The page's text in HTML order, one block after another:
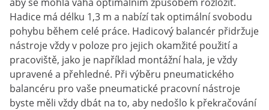
Hadice má délku 1,3 m a nabízí tak optimální svobodu
pohybu během celé práce. Hadicový balancér přidržuje
nástroje vždy v poloze pro jejich okamžité použití a
pracoviště, jako je například montážní hala, je vždy
upravené a přehledné. Při výběru pneumatického
balancéru pro vaše pneumatické pracovní nástroje
byste měli vždy dbát na to, aby nedošlo k překračování